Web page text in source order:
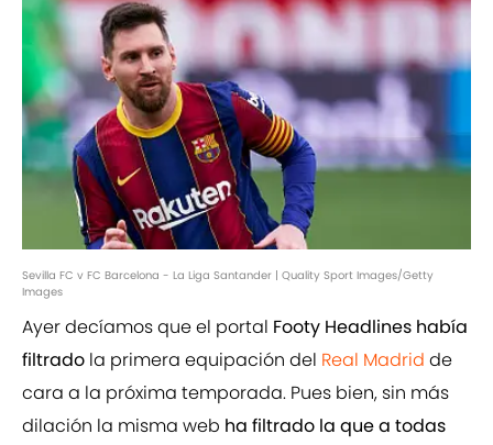
Sevilla FC v FC Barcelona - La Liga Santander | Quality Sport Images/Getty
Images
Ayer decíamos que el portal Footy Headlines había
filtrado la primera equipación del Real Madrid de
cara a la próxima temporada. Pues bien, sin más
dilación la misma web ha filtrado la que a todas